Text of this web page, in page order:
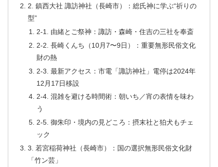
2. 鎮西大社 諏訪神社（長崎市）：総氏神に学ぶ“祈りの
型”
2-1. 由緒とご祭神：諏訪・森崎・住吉の三社を奉斎
2-2. 長崎くんち（10月7〜9日）：重要無形民俗文化
財の熱
2-3. 最新アクセス：市電「諏訪神社」電停は2024年
12月17日移設
2-4. 混雑を避ける時間術：朝いち／宵の表情を味わ
う
2-5. 御朱印・境内の見どころ：摂末社と狛犬もチェ
ック
3. 若宮稲荷神社（長崎市）：国の選択無形民俗文化財
「竹ン芸」